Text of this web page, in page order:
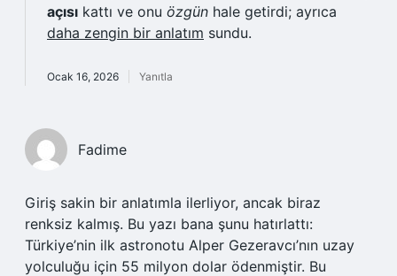
açısı kattı ve onu özgün hale getirdi; ayrıca
daha zengin bir anlatım sundu.
Ocak 16, 2026 Yanıtla
Fadime
Giriş sakin bir anlatımla ilerliyor, ancak biraz
renksiz kalmış. Bu yazı bana şunu hatırlattı:
Türkiye’nin ilk astronotu Alper Gezeravcı’nın uzay
yolculuğu için 55 milyon dolar ödenmiştir. Bu